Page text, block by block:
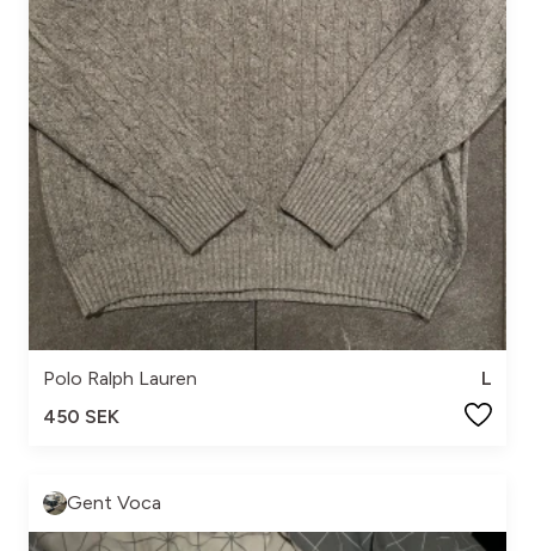
Polo Ralph Lauren
L
450 SEK
Gent Voca